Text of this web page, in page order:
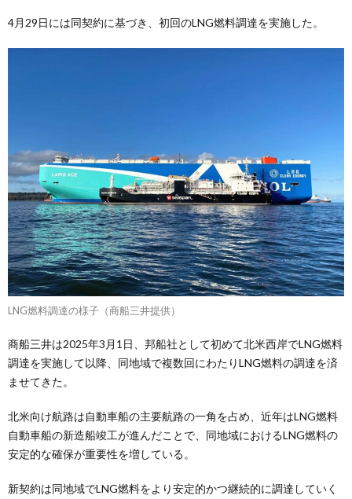
4月29日には同契約に基づき、初回のLNG燃料調達を実施した。
LNG燃料調達の様子（商船三井提供）
商船三井は2025年3月1日、邦船社として初めて北米西岸でLNG燃料
調達を実施して以降、同地域で複数回にわたりLNG燃料の調達を済
ませてきた。
北米向け航路は自動車船の主要航路の一角を占め、近年はLNG燃料
自動車船の新造船竣工が進んだことで、同地域におけるLNG燃料の
安定的な確保が重要性を増している。
新契約は同地域でLNG燃料をより安定的かつ継続的に調達していく